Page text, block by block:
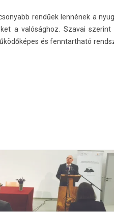
rendűek lennének a
a valósághoz. Szavai szerint
és fenntartható